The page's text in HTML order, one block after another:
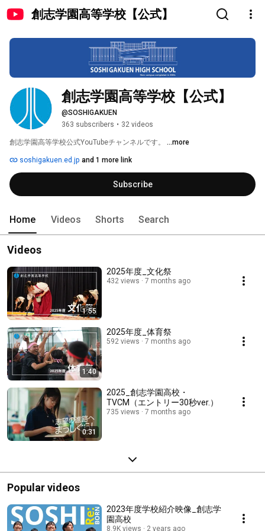
創志学園高等学校【公式】
創志学園高等学校【公式】
@SOSHIGAKUEN
363 subscribers • 32 videos
創志学園高等学校公式YouTubeチャンネルです。 ...more
soshigakuen.ed.jp and 1 more link
Subscribe
Home Videos Shorts Search
Videos
1:55
2025年度_文化祭
432 views 7 months ago
1:40
2025年度_体育祭
592 views 7 months ago
0:31
2025_創志学園高校・
TVCM（エントリー30秒ver.）
735 views 7 months ago
Popular videos
2023年度学校紹介映像_創志学
園高校
8.9K views 2 years ago